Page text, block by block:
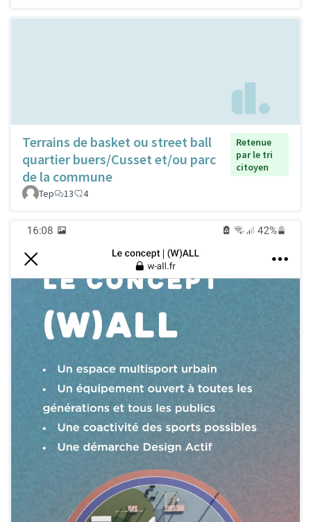
Terrains de basket ou street ball
quartier buers/Cusset et/ou parc
de la commune
Retenue
par le tri
citoyen
Tep 13 4